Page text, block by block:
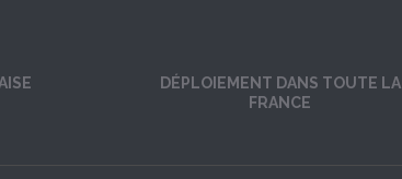
DÉPLOIEMENT DANS TOUTE LA
FRANCE